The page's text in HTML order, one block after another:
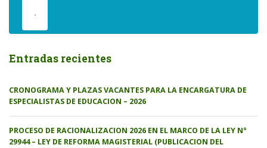
.
Entradas recientes
CRONOGRAMA Y PLAZAS VACANTES PARA LA ENCARGATURA DE
ESPECIALISTAS DE EDUCACION – 2026
PROCESO DE RACIONALIZACION 2026 EN EL MARCO DE LA LEY N°
29944 – LEY DE REFORMA MAGISTERIAL (PUBLICACION DEL